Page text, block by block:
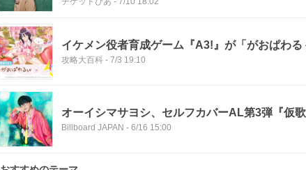
イケメン役者育成ゲーム『A3!』が「がおぱわ
攻略大百科 - 7/3 19:10
オーイシマサヨシ、セルフカバーAL第3弾『仮
Billboard JAPAN - 6/16 15:00